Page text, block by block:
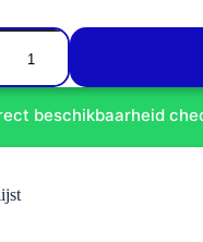
beschikbaarheid